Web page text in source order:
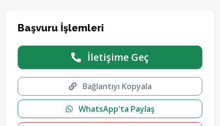
Başvuru İşlemleri
İletişime Geç
Bağlantıyı Kopyala
WhatsApp'ta Paylaş